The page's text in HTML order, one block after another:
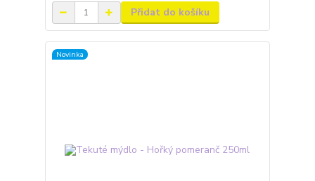
Přidat do košíku
Novinka